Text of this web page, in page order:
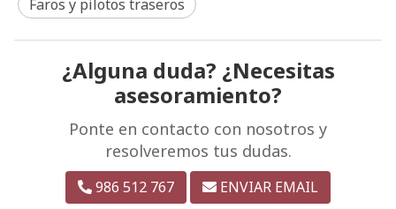
Faros y pilotos traseros
¿Alguna duda? ¿Necesitas
asesoramiento?
Ponte en contacto con nosotros y
resolveremos tus dudas.
986 512 767 ENVIAR EMAIL